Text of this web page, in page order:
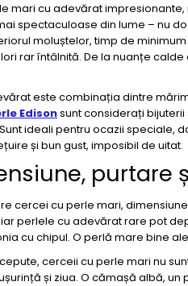
mari cu adevărat
spectaculoase din lume – nu
moluștelor, timp de
rar întâlnită. De la nuanțe
este combinația dintre
Edisonsunt considerați
ideali pentru ocazii speciale,
și bun gust, imposibil de uitat.
purtare
cercei cu perle mari,
iar perlele cu adevărat rare pot
cu chipul. O perlă mare bine
cerceii cu perle mari nu
și ziua. O cămașă albă,